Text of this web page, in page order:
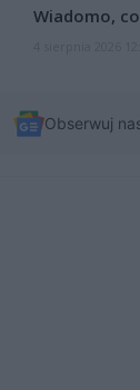
Wiadomo,
Obserwuj